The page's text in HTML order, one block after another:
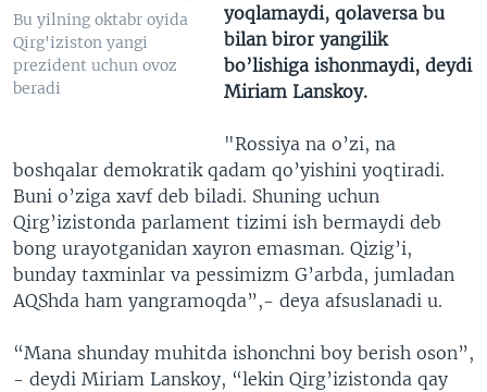
Bu yilning oktabr oyida
Qirg'iziston yangi
prezident uchun ovoz
beradi
yoqlamaydi, qolaversa bu
bilan biror yangilik
bo’lishiga ishonmaydi, deydi
Miriam Lanskoy.
"Rossiya na o’zi, na
boshqalar demokratik qadam qo’yishini yoqtiradi.
Buni o’ziga xavf deb biladi. Shuning uchun
Qirg’izistonda parlament tizimi ish bermaydi deb
bong urayotganidan xayron emasman. Qizig’i,
bunday taxminlar va pessimizm G’arbda, jumladan
AQShda ham yangramoqda”,- deya afsuslanadi u.
“Mana shunday muhitda ishonchni boy berish oson”,
- deydi Miriam Lanskoy, “lekin Qirg’izistonda qay